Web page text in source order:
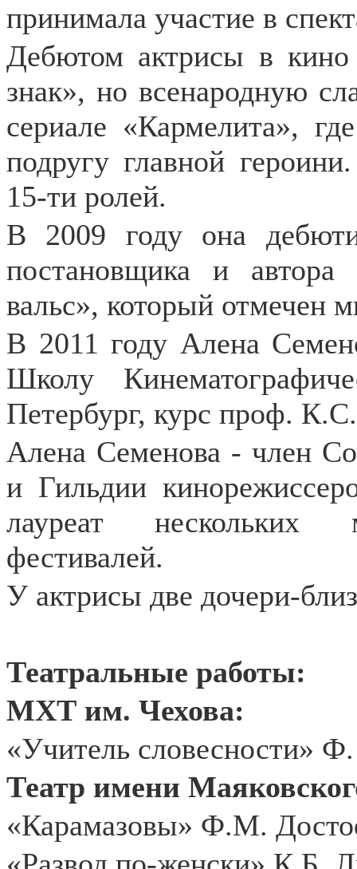
принимала участие в
Дебютом актрисы в
знак», но всенародную
сериале «Кармелита»,
подругу главной
15-ти ролей.
В 2009 году она
постановщика и
вальс», который отмечен
В 2011 году Алена
Школу
Петербург, курс проф.
Алена Семенова - член
и Гильдии
лауреат нескольких
фестивалей.
У актрисы две дочери-
Театральные работы:
МХТ им. Чехова:
«Учитель словесности»
Театр имени
«Карамазовы» Ф.М.